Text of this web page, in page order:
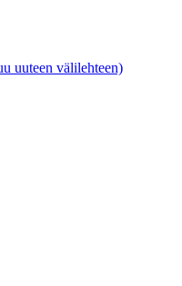
uuteen välilehteen)